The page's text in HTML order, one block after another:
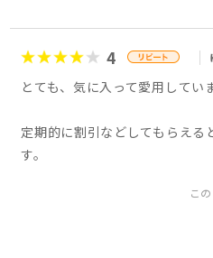
4
とても、気に入って愛用してい
定期的に割引などしてもらえる
す。
こ